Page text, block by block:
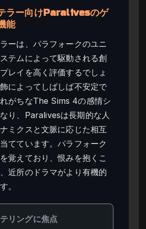
ラー向けParalivesのゲ
能
ーは、パラフォークのユニ
テムによって駆動される創
レイを高く評価するでしょ
によってしばしば不安定で
がちなThe Sims 4の感情シ
り、Paralivesは長期的な人
ミクスと文脈に応じた相互
てています。パラフォーク
覚えており、恨みを抱くこ
近所のドラマがより有機的
。
リングに焦点